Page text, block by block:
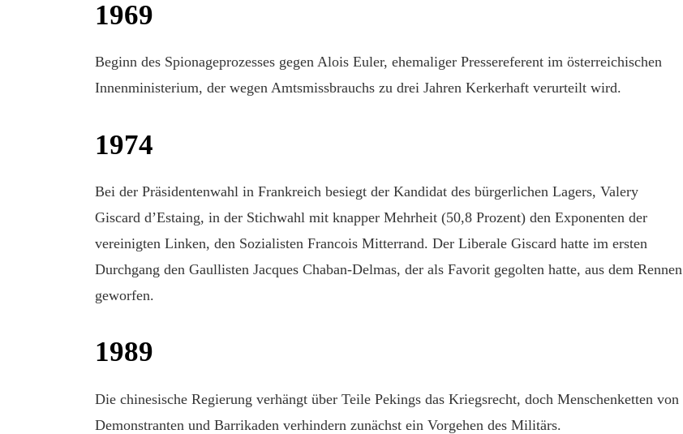
1969
Beginn des Spionageprozesses gegen Alois Euler, ehemaliger Pressereferent im österreichischen
Innenministerium, der wegen Amtsmissbrauchs zu drei Jahren Kerkerhaft verurteilt wird.
1974
Bei der Präsidentenwahl in Frankreich besiegt der Kandidat des bürgerlichen Lagers, Valery
Giscard d’Estaing, in der Stichwahl mit knapper Mehrheit (50,8 Prozent) den Exponenten der
vereinigten Linken, den Sozialisten Francois Mitterrand. Der Liberale Giscard hatte im ersten
Durchgang den Gaullisten Jacques Chaban-Delmas, der als Favorit gegolten hatte, aus dem Rennen
geworfen.
1989
Die chinesische Regierung verhängt über Teile Pekings das Kriegsrecht, doch Menschenketten von
Demonstranten und Barrikaden verhindern zunächst ein Vorgehen des Militärs.